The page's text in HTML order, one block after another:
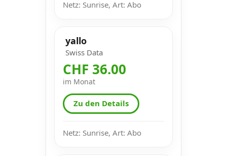
Netz: Sunrise, Art: Abo
yallo
Swiss Data
CHF 36.00
im Monat
Zu den Details
Netz: Sunrise, Art: Abo